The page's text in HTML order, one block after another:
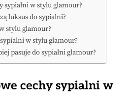
sypialni w stylu glamour?
luksus do sypialni?
stylu glamour?
w stylu glamour?
pasuje do sypialni glamour?
cechy sypialni w